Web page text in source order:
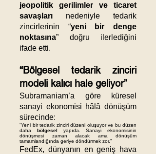
jeopolitik gerilimler ve ticaret
savaşları nedeniyle tedarik
zincirlerinin “yeni bir denge
noktasına” doğru ilerlediğini
ifade etti.
“Bölgesel tedarik zinciri
modeli kalıcı hale geliyor”
Subramaniam’a göre küresel
sanayi ekonomisi hâlâ dönüşüm
sürecinde:
“Yeni bir tedarik zinciri düzeni oluşuyor ve bu düzen
daha bölgesel yapıda. Sanayi ekonomisinin
dönüşmesi zaman alacak ama dönüşüm
tamamlandığında geriye döndürmek zor.”
FedEx, dünyanın en geniş hava